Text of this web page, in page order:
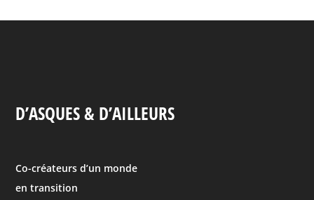
D’ASQUES & D’AILLEURS
Co-créateurs d’un monde
en transition